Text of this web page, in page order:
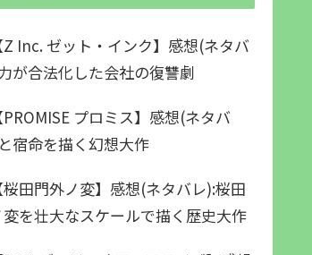
Inc. ゼット・インク】感想(ネタバ
が合法化した会社の復讐劇
プロミス】感想(ネタバ
宿命を描く幻想大作
田門外ノ変】感想(ネタバレ):桜田
を壮大なスケールで描く歴史大作